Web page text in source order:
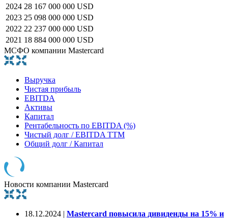
2024 28 167 000 000 USD
2023 25 098 000 000 USD
2022 22 237 000 000 USD
2021 18 884 000 000 USD
МСФО компании Mastercard
Выручка
Чистая прибыль
EBITDA
Активы
Капитал
Рентабельность по EBITDA (%)
Чистый долг / EBITDA TTM
Общий долг / Капитал
Новости компании Mastercard
18.12.2024 | Mastercard повысила дивиденды на 15% и